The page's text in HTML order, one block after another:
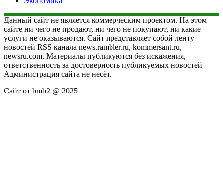
Данный сайт не является коммерческим проектом. На этом
сайте ни чего не продают, ни чего не покупают, ни какие
услуги не оказываются. Сайт представляет собой ленту
новостей RSS канала news.rambler.ru, kommersant.ru,
newsru.com. Материалы публикуются без искажения,
ответственность за достоверность публикуемых новостей
Администрация сайта не несёт.
Сайт от bmb2 @ 2025